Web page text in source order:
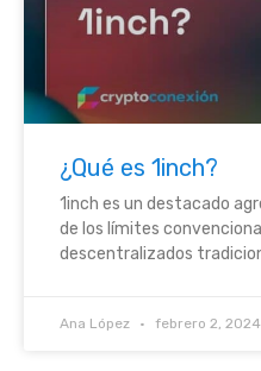
¿Qué es 1inch?
1inch es un destacado
de los límites
descentralizados
Ana López febrero 2, 2024